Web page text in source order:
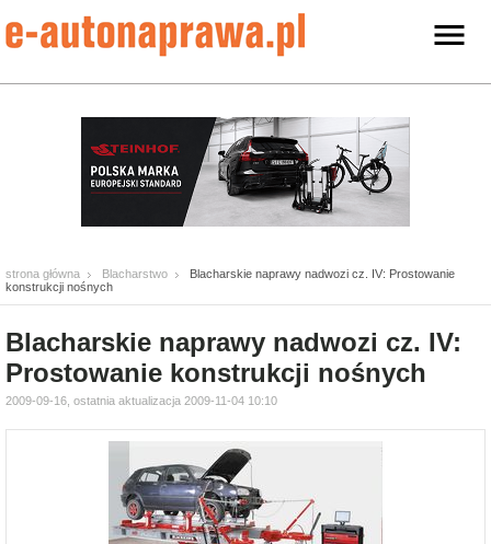
strona główna Blacharstwo
Blacharskie naprawy nadwozi cz. IV: Prostowanie
konstrukcji nośnych
Blacharskie naprawy nadwozi cz. IV:
Prostowanie konstrukcji nośnych
2009-09-16, ostatnia aktualizacja 2009-11-04 10:10